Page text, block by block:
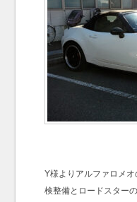
Y様よりアルファロメ
検整備とロードスター